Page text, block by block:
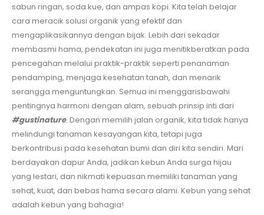
sabun ringan, soda kue, dan ampas kopi. Kita telah belajar
cara meracik solusi organik yang efektif dan
mengaplikasikannya dengan bijak. Lebih dari sekadar
membasmi hama, pendekatan ini juga menitikberatkan pada
pencegahan melalui praktik-praktik seperti penanaman
pendamping, menjaga kesehatan tanah, dan menarik
serangga menguntungkan. Semua ini menggarisbawahi
pentingnya harmoni dengan alam, sebuah prinsip inti dari
#gustinature. Dengan memilih jalan organik, kita tidak hanya
melindungi tanaman kesayangan kita, tetapi juga
berkontribusi pada kesehatan bumi dan diri kita sendiri. Mari
berdayakan dapur Anda, jadikan kebun Anda surga hijau
yang lestari, dan nikmati kepuasan memiliki tanaman yang
sehat, kuat, dan bebas hama secara alami. Kebun yang sehat
adalah kebun yang bahagia!